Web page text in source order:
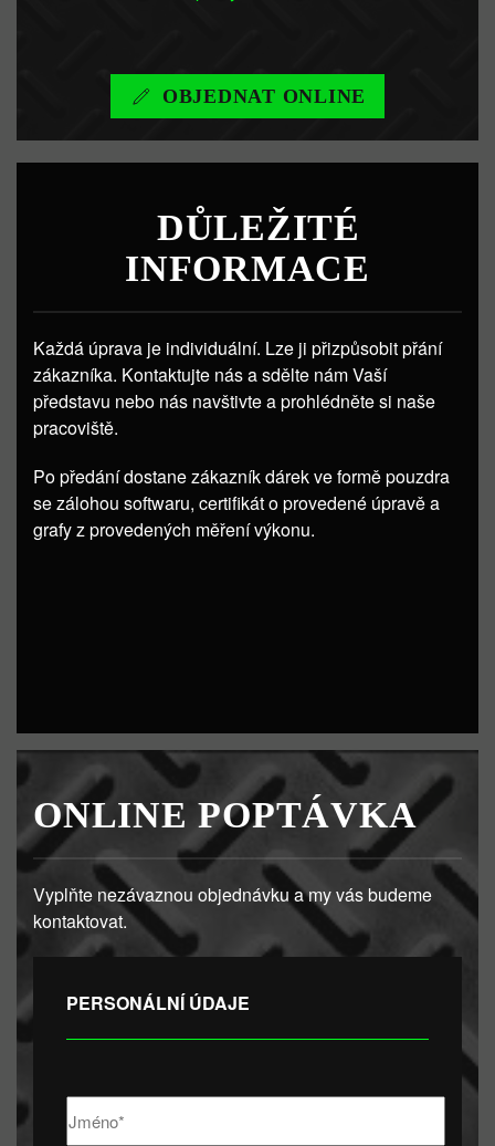
OBJEDNAT ONLINE
DŮLEŽITÉ
INFORMACE
Každá úprava je individuální. Lze ji přizpůsobit přání
zákazníka. Kontaktujte nás a sdělte nám Vaší
představu nebo nás navštivte a prohlédněte si naše
pracoviště.
Po předání dostane zákazník dárek ve formě pouzdra
se zálohou softwaru, certifikát o provedené úpravě a
grafy z provedených měření výkonu.
ONLINE POPTÁVKA
Vyplňte nezávaznou objednávku a my vás budeme
kontaktovat.
PERSONÁLNÍ ÚDAJE